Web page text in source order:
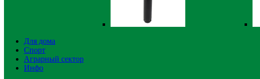
Для дома
Спорт
Аграрный сектор
Инфо